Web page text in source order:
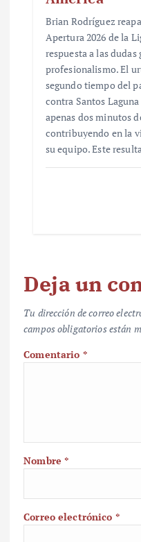
Brian Rodríguez
Apertura 2026 de la
respuesta a las dudas
profesionalismo. El
segundo tiempo del
contra Santos
apenas dos minutos
contribuyendo en la
su equipo. Este
Deja un
Tu dirección de correo
campos obligatorios están
Comentario *
Nombre*
Correo electrónico *